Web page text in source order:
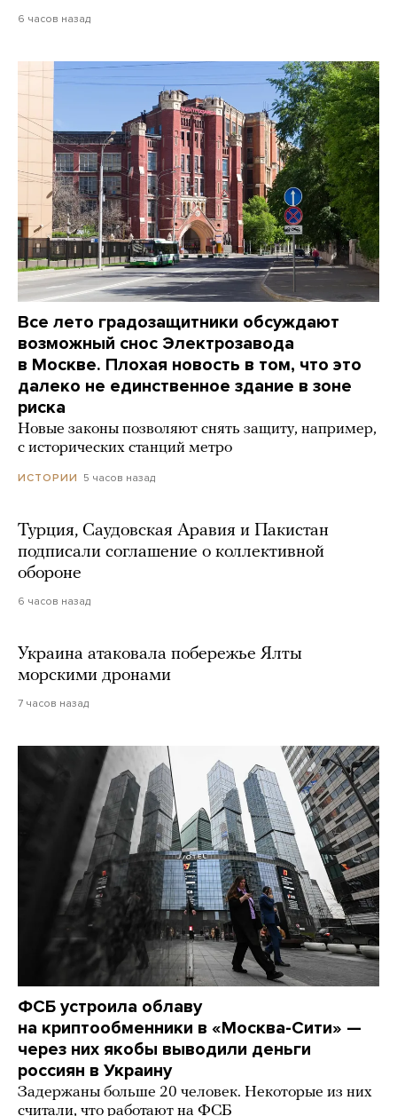
6 часов назад
Все лето градозащитники обсуждают
возможный снос Электрозавода
в Москве. Плохая новость в том, что это
далеко не единственное здание в зоне
риска
Новые законы позволяют снять защиту, например,
с исторических станций метро
ИСТОРИИ 5 часов назад
Турция, Саудовская Аравия и Пакистан
подписали соглашение о коллективной
обороне
6 часов назад
Украина атаковала побережье Ялты
морскими дронами
7 часов назад
ФСБ устроила облаву
на криптообменники в «Москва-Сити» —
через них якобы выводили деньги
россиян в Украину
Задержаны больше 20 человек. Некоторые из них
считали, что работают на ФСБ